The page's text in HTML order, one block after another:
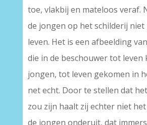
toe, vlakbij en mateloos veraf.
de jongen op het schilderij niet
leven. Het is een afbeelding
die in de beschouwer tot leven
jongen, tot leven gekomen in
net echt. Door te stellen dat het
zou zijn haalt zij echter niet
de jongen onderuit, dat